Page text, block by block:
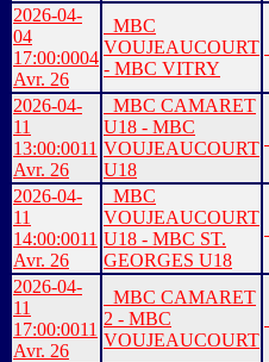
2026-04-
04
17:00:0004
Avr. 26
MBC
VOUJEAUCOURT
- MBC VITRY
2026-04-
11
13:00:0011
Avr. 26
MBC CAMARET
U18 - MBC
VOUJEAUCOURT
U18
2026-04-
11
14:00:0011
Avr. 26
MBC
VOUJEAUCOURT
U18 - MBC ST.
GEORGES U18
2026-04-
11
17:00:0011
Avr. 26
MBC CAMARET
2 - MBC
VOUJEAUCOURT